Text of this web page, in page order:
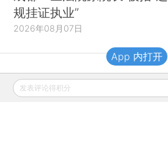
规挂证执业”
2026年08月07日
财新移动
发表评论得积分
App 内打开